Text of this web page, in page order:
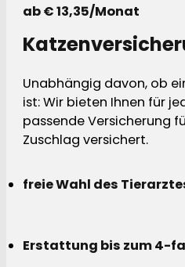
ab € 13,35/Monat
Unabhängig davon, ob
ist: Wir bieten Ihnen für
passende Versicherung
Zuschlag versichert.
freie Wahl des
Erstattung bis zum 4-